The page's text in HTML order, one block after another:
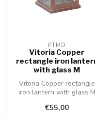
PTMD
Vitoria Copper
rectangle iron
with glass M
Vitoria Copper rectangle
iron lantern with glass M
€55,00